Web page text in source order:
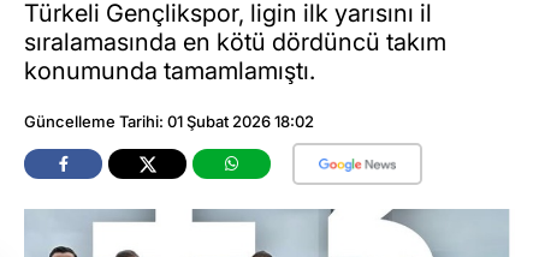
Türkeli Gençlikspor, ligin ilk yarısını il
sıralamasında en kötü dördüncü takım
konumunda tamamlamıştı.
Güncelleme Tarihi: 01 Şubat 2026 18:02